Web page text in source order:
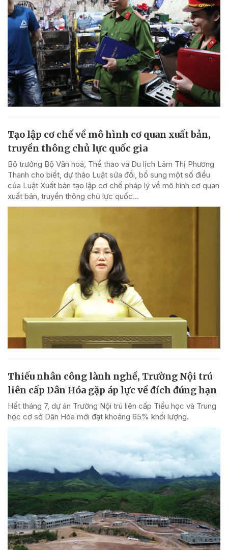
Tạo lập cơ chế về mô hình cơ quan xuất bản,
truyền thông chủ lực quốc gia
Bộ trưởng Bộ Văn hoá, Thể thao và Du lịch Lâm Thị Phương
Thanh cho biết, dự thảo Luật sửa đổi, bổ sung một số điều
của Luật Xuất bản tạo lập cơ chế pháp lý về mô hình cơ quan
xuất bản, truyền thông chủ lực quốc...
Thiếu nhân công lành nghề, Trường Nội trú
liên cấp Dân Hóa gặp áp lực về đích đúng hạn
Hết tháng 7, dự án Trường Nội trú liên cấp Tiểu học và Trung
học cơ sở Dân Hóa mới đạt khoảng 65% khối lượng.